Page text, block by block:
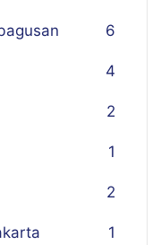
6
4
2
1
2
1